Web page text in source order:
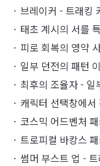
브레이커 - 트래킹
태초 계시의 서를
피로 회복의 영약
일부 던전의 패턴
최후의 조율자 - 일
캐릭터 선택창에
코스믹 어드벤처
트로피컬 바캉스
썸머 부스트 업 -